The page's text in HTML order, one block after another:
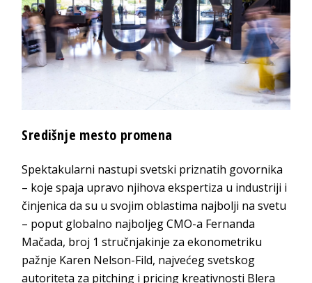
Središnje mesto promena
Spektakularni nastupi svetski priznatih govornika
– koje spaja upravo njihova ekspertiza u industriji i
činjenica da su u svojim oblastima najbolji na svetu
– poput globalno najboljeg CMO-a Fernanda
Mačada, broj 1 stručnjakinje za ekonometriku
pažnje Karen Nelson-Fild, najvećeg svetskog
autoriteta za pitching i pricing kreativnosti Blera